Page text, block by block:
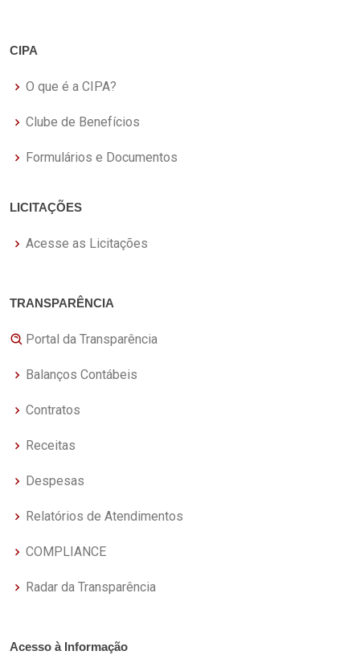
CIPA
O que é a CIPA?
Clube de Benefícios
Formulários e Documentos
LICITAÇÕES
Acesse as Licitações
TRANSPARÊNCIA
Portal da Transparência
Balanços Contábeis
Contratos
Receitas
Despesas
Relatórios de Atendimentos
COMPLIANCE
Radar da Transparência
Acesso à Informação